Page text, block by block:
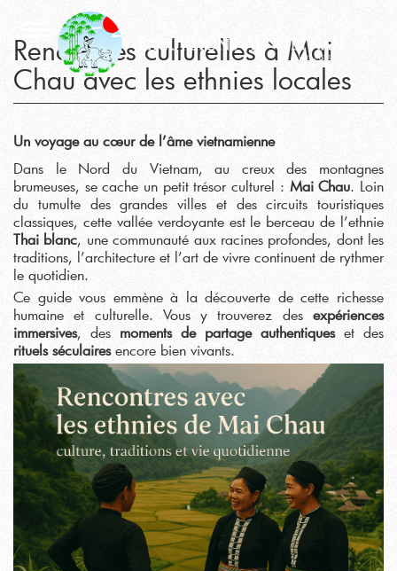
Rencontres culturelles à Mai
Chau avec les ethnies locales
Un voyage au cœur de l’âme vietnamienne
Dans le Nord du Vietnam, au creux des montagnes
brumeuses, se cache un petit trésor culturel : Mai Chau. Loin
du tumulte des grandes villes et des circuits touristiques
classiques, cette vallée verdoyante est le berceau de l’ethnie
Thai blanc, une communauté aux racines profondes, dont les
traditions, l’architecture et l’art de vivre continuent de rythmer
le quotidien.
Ce guide vous emmène à la découverte de cette richesse
humaine et culturelle. Vous y trouverez des expériences
immersives, des moments de partage authentiqueset des
rituels séculairesencore bien vivants.